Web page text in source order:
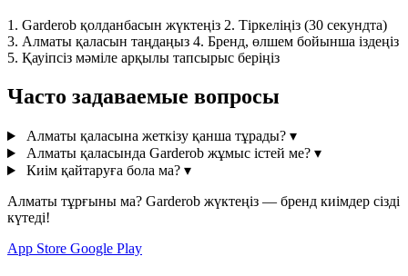
1. Garderob қолданбасын жүктеңіз 2. Тіркеліңіз (30 секундта)
3. Алматы қаласын таңдаңыз 4. Бренд, өлшем бойынша іздеңіз
5. Қауіпсіз мәміле арқылы тапсырыс беріңіз
Часто задаваемые вопросы
Алматы қаласына жеткізу қанша тұрады? ▾
Алматы қаласында Garderob жұмыс істей ме? ▾
Киім қайтаруға бола ма? ▾
Алматы тұрғыны ма? Garderob жүктеңіз — бренд киімдер сізді
күтеді!
App Store Google Play